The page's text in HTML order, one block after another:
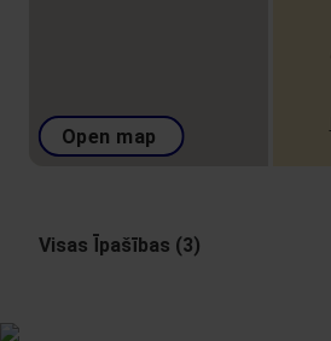
Open map
Visas Īpašības (3)